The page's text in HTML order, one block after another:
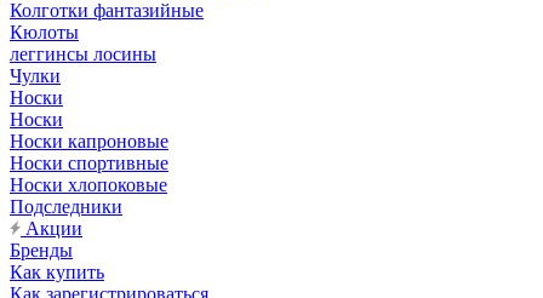
Колготки фантазийные
Кюлоты
леггинсы лосины
Чулки
Носки
Носки
Носки капроновые
Носки спортивные
Носки хлопоковые
Подследники
Акции
Бренды
Как купить
Как зарегистрироваться